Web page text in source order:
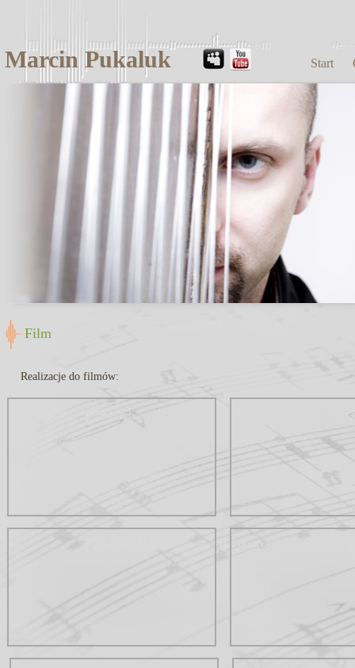
Marcin Pukaluk Start
Film
Realizacje do filmów: